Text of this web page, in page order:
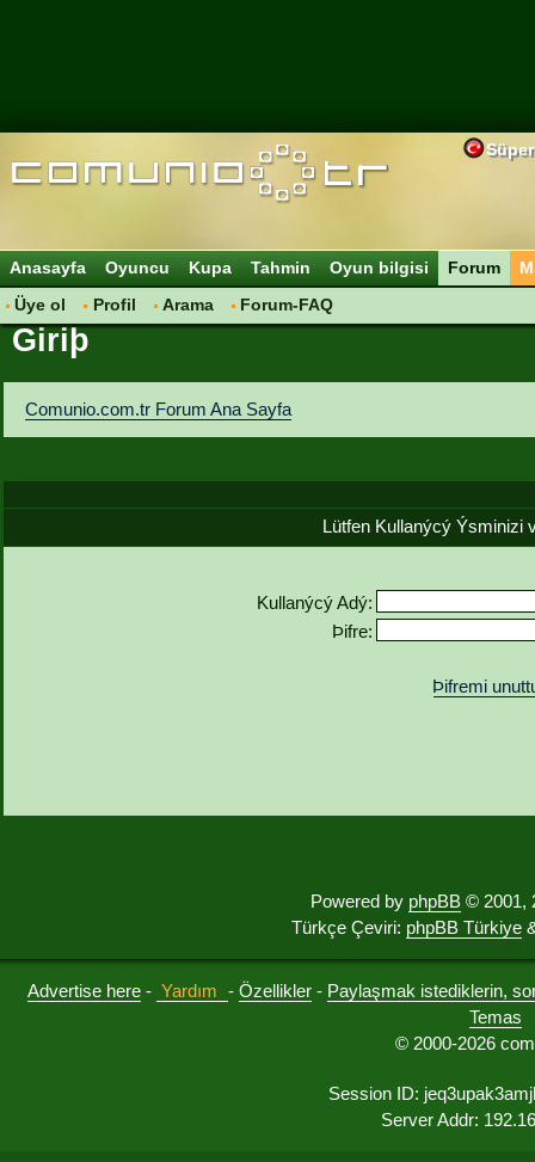
Anasayfa Oyuncu Kupa Tahmin Oyun bilgisi
Forum
Üye ol
Profil Arama Forum-FAQ
Giriþ
Comunio.com.tr Forum Ana Sayfa
Lütfen Kullanýcý Ýsminizi
Kullanýcý Adý:
Þifre:
Þifremi
Powered by phpBB © 2001,
Türkçe Çeviri: phpBB Türkiye
Advertise here - Yardım - Özellikler - Paylaşmak istediklerin,
Temas
© 2000-2026
Session ID:
Server Addr: